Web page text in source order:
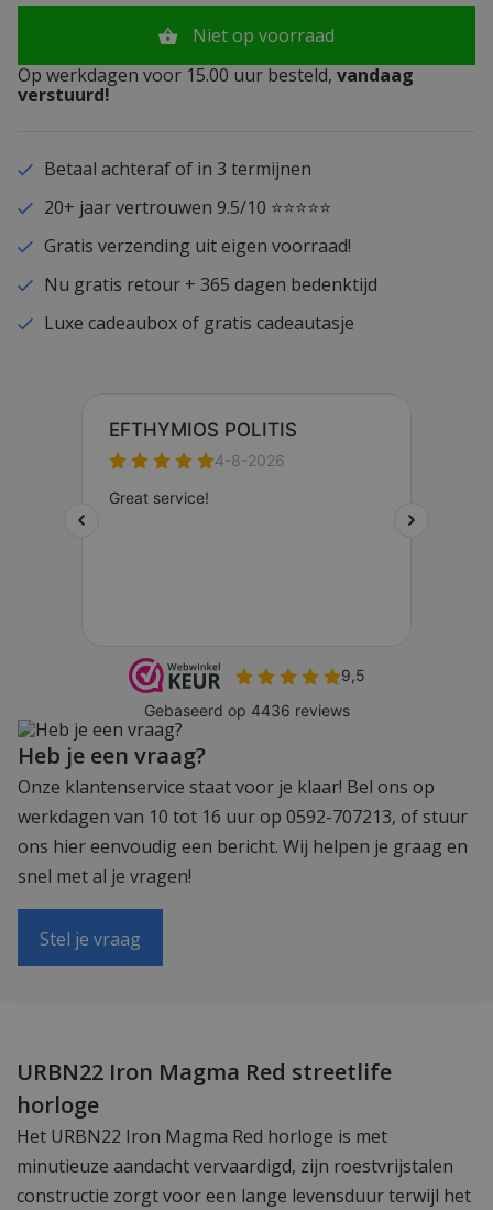
Niet op voorraad
Op werkdagen voor 15.00 uur besteld, vandaag
verstuurd!
Betaal achteraf of in 3 termijnen
20+ jaar vertrouwen 9.5/10 ⭐⭐⭐⭐⭐
Gratis verzending uit eigen voorraad!
Nu gratis retour + 365 dagen bedenktijd
Luxe cadeaubox of gratis cadeautasje
Heb je een vraag?
Onze klantenservice staat voor je klaar! Bel ons op
werkdagen van 10 tot 16 uur op 0592-707213, of stuur
ons hier eenvoudig een bericht. Wij helpen je graag en
snel met al je vragen!
Stel je vraag
URBN22 Iron Magma Red streetlife
horloge
Het URBN22 Iron Magma Red horloge is met
minutieuze aandacht vervaardigd, zijn roestvrijstalen
constructie zorgt voor een lange levensduur terwijl het